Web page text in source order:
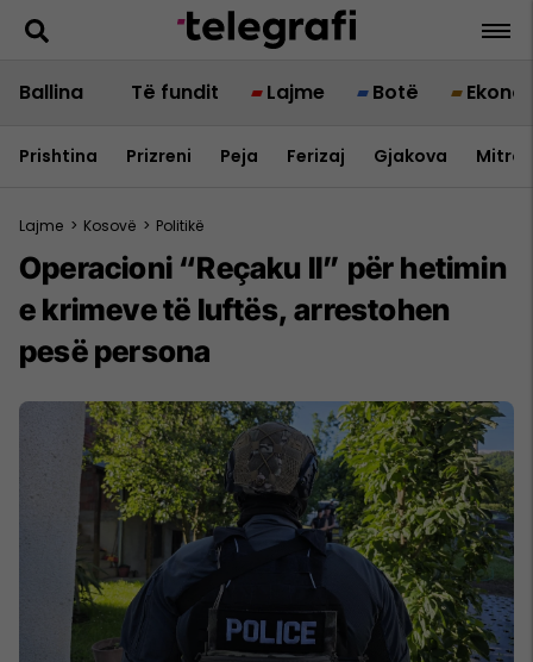
Ballina Të fundit Lajme Botë
Prishtina Prizreni Peja Ferizaj Gjakova
Lajme > Kosovë > Politikë
Operacioni “Reçaku II” për hetimin
e krimeve të luftës, arrestohen
pesë persona